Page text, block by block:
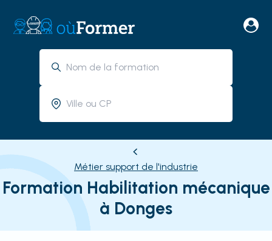
Métier support de l'industrie
Formation Habilitation mécanique
à Donges